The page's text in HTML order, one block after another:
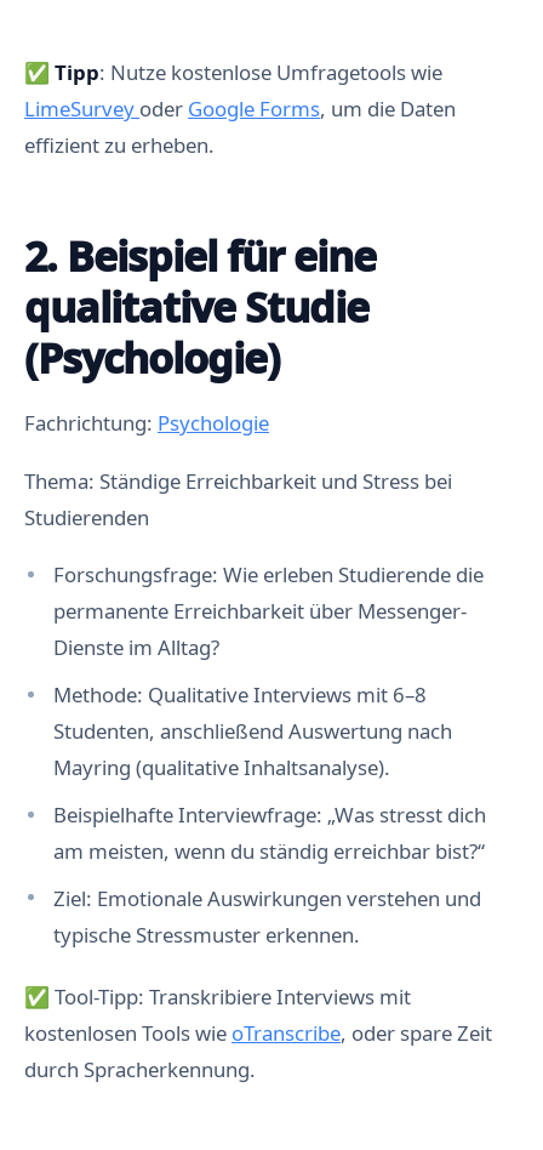
✅ Tipp: Nutze kostenlose Umfragetools wie
LimeSurvey oder Google Forms, um die Daten
effizient zu erheben.
2. Beispiel für eine
qualitative Studie
(Psychologie)
Fachrichtung: Psychologie
Thema: Ständige Erreichbarkeit und Stress bei
Studierenden
Forschungsfrage: Wie erleben Studierende die
permanente Erreichbarkeit über Messenger-
Dienste im Alltag?
Methode: Qualitative Interviews mit 6–8
Studenten, anschließend Auswertung nach
Mayring (qualitative Inhaltsanalyse).
Beispielhafte Interviewfrage: „Was stresst dich
am meisten, wenn du ständig erreichbar bist?“
Ziel: Emotionale Auswirkungen verstehen und
typische Stressmuster erkennen.
✅ Tool-Tipp: Transkribiere Interviews mit
kostenlosen Tools wie oTranscribe, oder spare Zeit
durch Spracherkennung.